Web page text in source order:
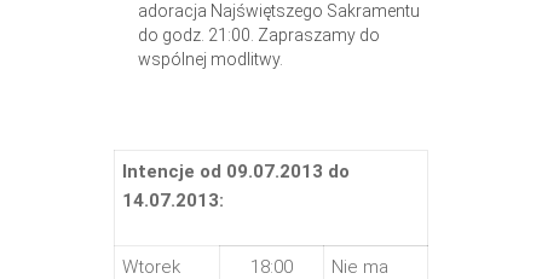
adoracja Najświętszego Sakramentu
do godz. 21:00. Zapraszamy do
wspólnej modlitwy.
Intencje od 09.07.2013 do
14.07.2013:
Wtorek 18:00
Nie ma